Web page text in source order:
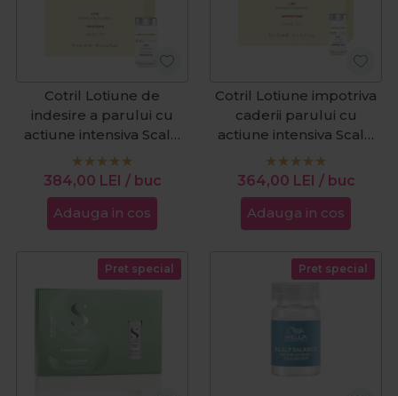
Cotril Lotiune de
indesire a parului cu
actiune intensiva Scalp
Care Life 14 fiolex6ml
384,00 LEI / buc
Adauga in cos
Cotril Lotiune impotriva
caderii parului cu
actiune intensiva Scalp
Care Life 12 fiolex6ml
364,00 LEI / buc
Adauga in cos
Pret special Pret special